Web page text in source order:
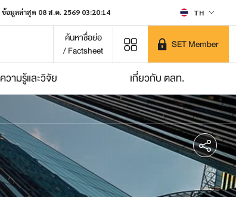
ข้อมูลล่าสุด 08 ส.ค. 2569 03:20:14 TH
ค้นหาชื่อย่อ
/ Factsheet
SET Member
ความรู้และวิจัย เกี่ยวกับ ตลท.